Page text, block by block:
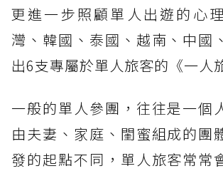
更進一步照顧單人出遊的心
灣、韓國、泰國、越南、中國
出6支專屬於單人旅客的《一人
一般的單人參團，往往是一個
由夫妻、家庭、閨蜜組成的團
發的起點不同，單人旅客常常